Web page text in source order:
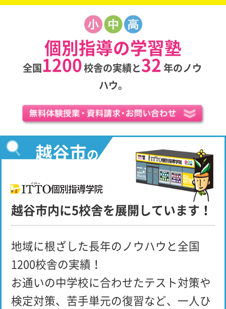
個別指導の学習塾
全国1200校舎の実績と32年のノウ
ハウ。
越谷市の
越谷市内に5校舎を展開しています！
地域に根ざした長年のノウハウと全国
1200校舎の実績！
お通いの中学校に合わせたテスト対策や
検定対策、苦手単元の復習など、一人ひ